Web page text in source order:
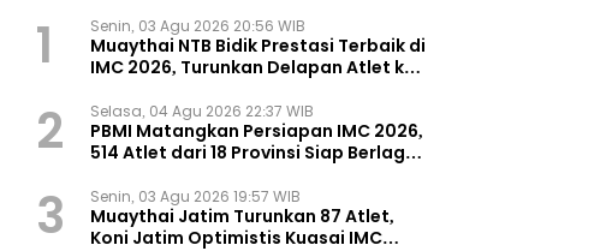
1 Senin, 03 Agu 2026 20:56 WIB
Muaythai NTB Bidik Prestasi Terbaik di
IMC 2026, Turunkan Delapan Atlet ke
2 Selasa, 04 Agu 2026 22:37 WIB
PBMI Matangkan Persiapan IMC 2026,
514 Atlet dari 18 Provinsi Siap Berlaga
3 Senin, 03 Agu 2026 19:57 WIB
Muaythai Jatim Turunkan 87 Atlet,
Koni Jatim Optimistis Kuasai IMC